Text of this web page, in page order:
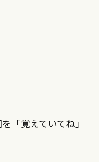
「覚えていてね」